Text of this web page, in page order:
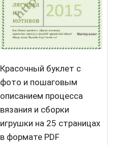
Красочный буклет с
фото и пошаговым
описанием процесса
вязания и сборки
игрушки на 25 страницах
в формате PDF